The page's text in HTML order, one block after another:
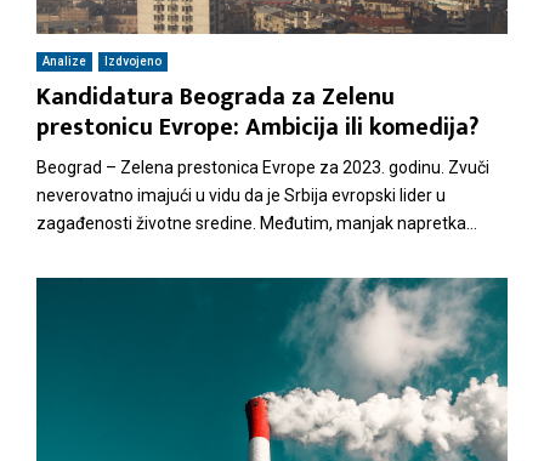
Analize Izdvojeno
Kandidatura Beograda za Zelenu
prestonicu Evrope: Ambicija ili komedija?
Beograd – Zelena prestonica Evrope za 2023. godinu. Zvuči
neverovatno imajući u vidu da je Srbija evropski lider u
zagađenosti životne sredine. Međutim, manjak napretka...